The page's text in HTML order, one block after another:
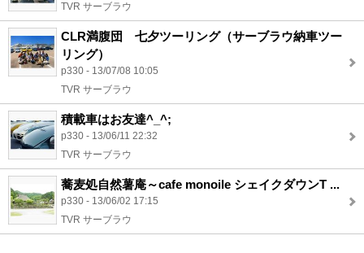
TVR サーブラウ
CLR満腹団 七夕ツーリング（サーブラウ納車ツー
リング）
p330 - 13/07/08 10:05
TVR サーブラウ
積載車はお友達^_^;
p330 - 13/06/11 22:32
TVR サーブラウ
蕎麦処自然薯庵～cafe monoile シェイクダウンT ...
p330 - 13/06/02 17:15
TVR サーブラウ